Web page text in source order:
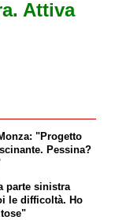
Attiva
"Progetto
Pessina?
parte sinistra
le difficoltà. Ho